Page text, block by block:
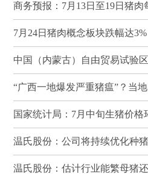
商务预报：7月13日至19日猪肉
7月24日猪肉概念板块跌幅达3%
“广西一地爆发严重猪瘟”？当
国家统计局：7月中旬生猪价格
温氏股份：公司将持续优化种
温氏股份：估计行业能繁母猪